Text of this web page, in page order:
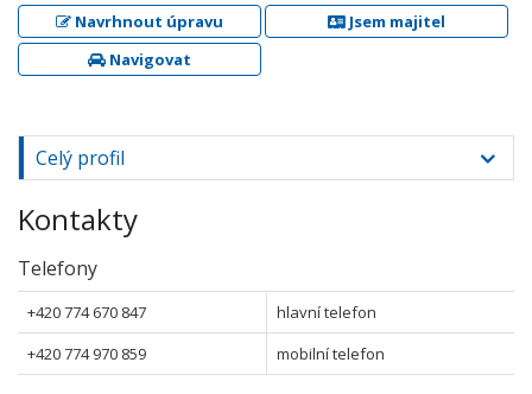
Navrhnout úpravu
Jsem majitel
Navigovat
Celý profil
Kontakty
Telefony
+420 774 670 847
hlavní telefon
+420 774 970 859
mobilní telefon